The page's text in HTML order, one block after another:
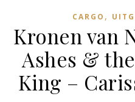
CARGO ,
Kronen van
Ashes &
King –